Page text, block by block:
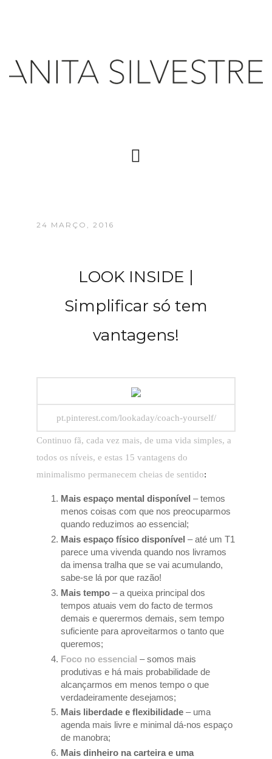
24 MARÇO, 2016
LOOK INSIDE |
Simplificar só tem
vantagens!
pt.pinterest.com/lookaday/coach-yourself/
Continuo fã, cada vez mais, de uma vida simples, a
todos os níveis, e estas 15 vantagens do
minimalismo permanecem cheias de sentido:
Mais espaço mental disponível – temos
menos coisas com que nos preocuparmos
quando reduzimos ao essencial;
Mais espaço físico disponível – até um T1
parece uma vivenda quando nos livramos
da imensa tralha que se vai acumulando,
sabe-se lá por que razão!
Mais tempo – a queixa principal dos
tempos atuais vem do facto de termos
demais e querermos demais, sem tempo
suficiente para aproveitarmos o tanto que
queremos;
Foco no essencial – somos mais
produtivas e há mais probabilidade de
alcançarmos em menos tempo o que
verdadeiramente desejamos;
Mais liberdade e flexibilidade – uma
agenda mais livre e minimal dá-nos espaço
de manobra;
Mais dinheiro na carteira e uma